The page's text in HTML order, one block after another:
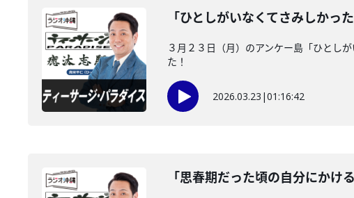
「ひとしがいなくてさみしかった
３月２３日（月）のアンケー島「ひとし
た！
2026.03.23 |01:16:42
「思春期だった頃の自分にかけ